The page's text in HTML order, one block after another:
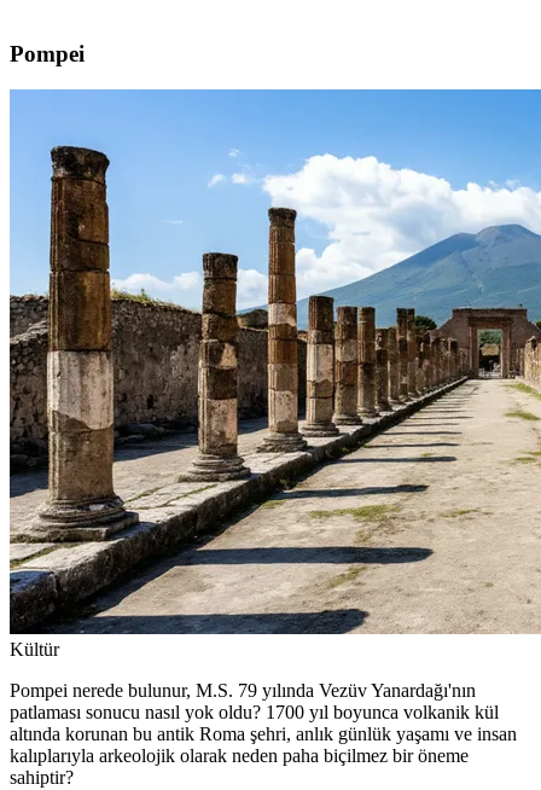
Pompei
Kültür
Pompei nerede bulunur, M.S. 79 yılında Vezüv Yanardağı'nın
patlaması sonucu nasıl yok oldu? 1700 yıl boyunca volkanik kül
altında korunan bu antik Roma şehri, anlık günlük yaşamı ve insan
kalıplarıyla arkeolojik olarak neden paha biçilmez bir öneme
sahiptir?